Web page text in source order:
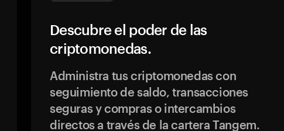
Descubre el poder de las
criptomonedas.
Administra tus criptomonedas con
seguimiento de saldo, transacciones
seguras y compras o intercambios
directos a través de la cartera Tangem.